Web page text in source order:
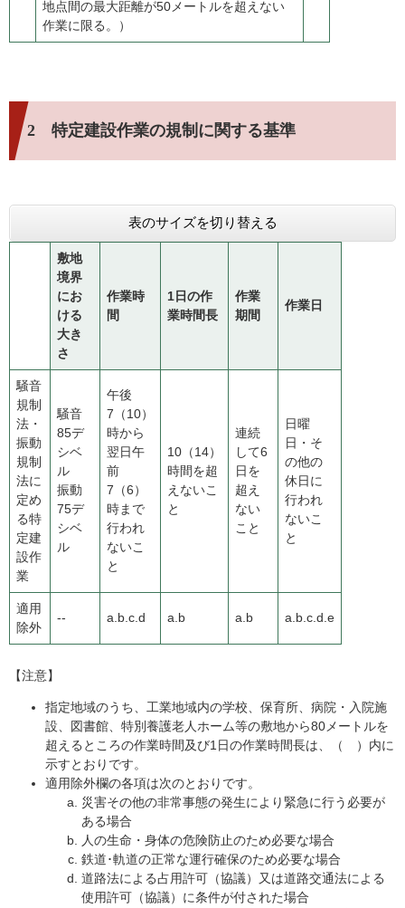
地点間の最大距離が50メートルを超えない
作業に限る。）
2 特定建設作業の規制に関する基準
表のサイズを切り替える
敷地
境界
にお
ける
大き
さ
作業時
間
1日の作
業時間長
作業
期間
作業日
騒音
規制
法・
振動
規制
法に
定め
る特
定建
設作
業
騒音
85デ
シベ
ル
振動
75デ
シベ
ル
午後
7（10）
時から
翌日午
前
7（6）
時まで
行われ
ないこ
と
10（14）
時間を超
えないこ
と
連続
して6
日を
超え
ない
こと
日曜
日・そ
の他の
休日に
行われ
ないこ
と
適用
除外
-- a.b.c.d a.b a.b a.b.c.d.e
【注意】
指定地域のうち、工業地域内の学校、保育所、病院・入院施
設、図書館、特別養護老人ホーム等の敷地から80メートルを
超えるところの作業時間及び1日の作業時間長は、（ ）内に
示すとおりです。
適用除外欄の各項は次のとおりです。
災害その他の非常事態の発生により緊急に行う必要が
ある場合
人の生命・身体の危険防止のため必要な場合
鉄道･軌道の正常な運行確保のため必要な場合
道路法による占用許可（協議）又は道路交通法による
使用許可（協議）に条件が付された場合